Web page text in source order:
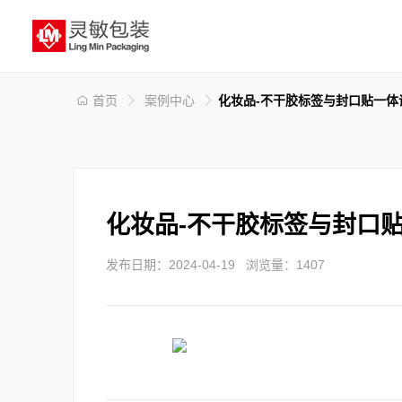
首页 案例中心 化妆品-不干胶标签与封口贴一体
化妆品-不干胶标签与封口
发布日期：2024-04-19 浏览量：1407